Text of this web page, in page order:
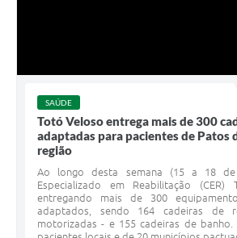
SAÚDE
Totó Veloso entrega mais de 300
adaptadas para pacientes de Patos
região
Ao longo desta semana (15 a 18
Especializado em Reabilitação (CER)
entregando mais de 300
adaptados, sendo 164 cadeiras de
motorizadas - e 155 cadeiras de banho.